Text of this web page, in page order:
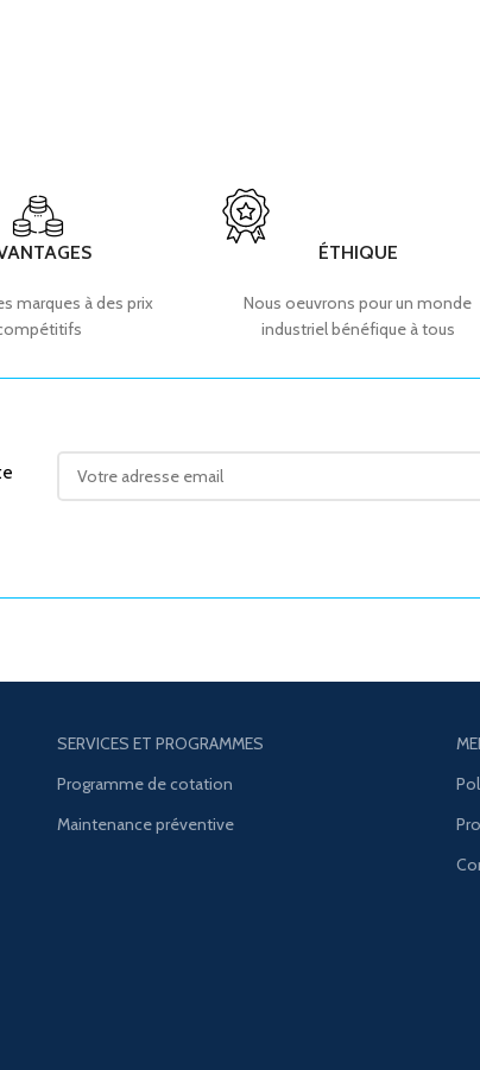
marques à des prix
ÉTHIQUE
Nous oeuvrons pour un monde
industriel bénéfique à tous
SERVICES ET PROGRAMMES
Programme de cotation
Maintenance préventive